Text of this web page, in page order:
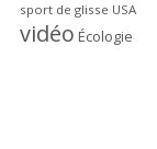
sport de glisse USA
vidéo Écologie